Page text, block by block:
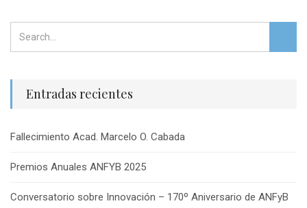
Entradas recientes
Fallecimiento Acad. Marcelo O. Cabada
Premios Anuales ANFYB 2025
Conversatorio sobre Innovación – 170º Aniversario de ANFyB